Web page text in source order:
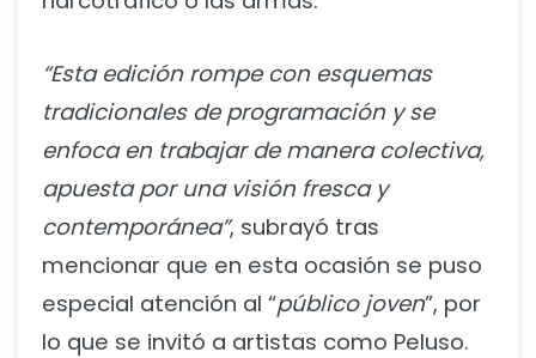
“Esta edición rompe con esquemas
tradicionales de programación y se
enfoca en trabajar de manera colectiva,
apuesta por una visión fresca y
contemporánea”, subrayó tras
mencionar que en esta ocasión se puso
especial atención al “público joven”, por
lo que se invitó a artistas como Peluso.